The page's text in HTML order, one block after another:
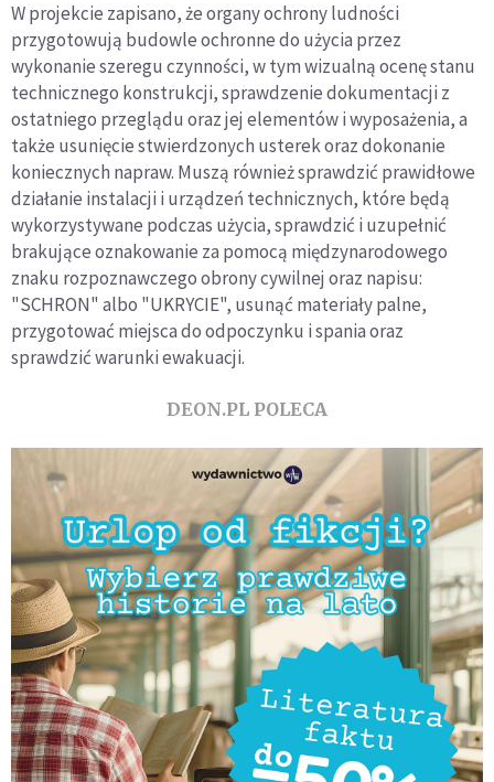
W projekcie zapisano, że organy ochrony ludności
przygotowują budowle ochronne do użycia przez
wykonanie szeregu czynności, w tym wizualną ocenę stanu
technicznego konstrukcji, sprawdzenie dokumentacji z
ostatniego przeglądu oraz jej elementów i wyposażenia, a
także usunięcie stwierdzonych usterek oraz dokonanie
koniecznych napraw. Muszą również sprawdzić prawidłowe
działanie instalacji i urządzeń technicznych, które będą
wykorzystywane podczas użycia, sprawdzić i uzupełnić
brakujące oznakowanie za pomocą międzynarodowego
znaku rozpoznawczego obrony cywilnej oraz napisu:
"SCHRON" albo "UKRYCIE", usunąć materiały palne,
przygotować miejsca do odpoczynku i spania oraz
sprawdzić warunki ewakuacji.
DEON.PL POLECA